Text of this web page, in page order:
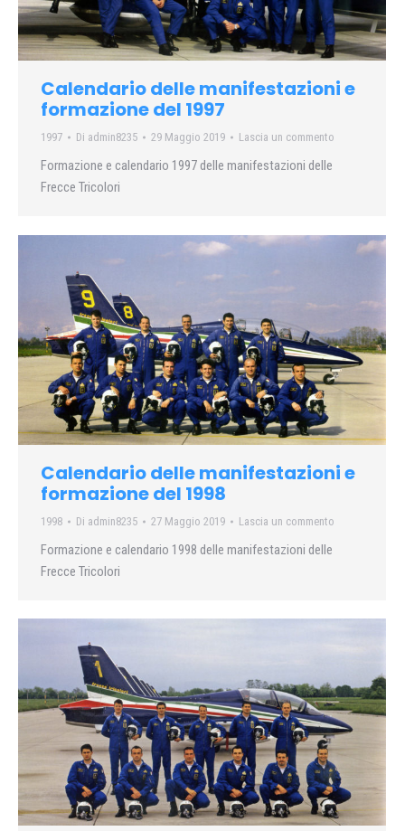
Calendario delle manifestazioni e
formazione del 1997
1997 Di admin8235 29 Maggio 2019 Lascia un commento
Formazione e calendario 1997 delle manifestazioni delle
Frecce Tricolori
Calendario delle manifestazioni e
formazione del 1998
1998 Di admin8235 27 Maggio 2019 Lascia un commento
Formazione e calendario 1998 delle manifestazioni delle
Frecce Tricolori